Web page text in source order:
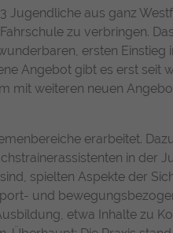
Jugendliche aus ganz
zu verbringen.
ersten Einstieg
Angebot gibt es erst seit
mit weiteren neuen
erarbeitet.
in der
spielten Aspekte der
und
etwa Inhalte zu
Dieses Cookie ist
von TYPO3. Es
Benutzer-Logins die
eingeloggte
und es wird ihm
cookie_optin
TYPO3
1 Jahr
_pk_id.1.f700
Matomo
Erfasst anonyme
Benutzers auf der
der Besuche,
auf der Website und
wurden.
Cookie-Informationen
Bot
der Webseite zu klären. Er
dafür, dass Sie schnell und
die Sie suchen. Ihre
Privatsphäre zu schützen und